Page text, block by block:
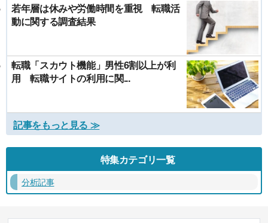
若年層は休みや労働時間を重視 転職活
動に関する調査結果
転職「スカウト機能」男性6割以上が利
用 転職サイトの利用に関...
記事をもっと見る ≫
特集カテゴリ一覧
分析記事